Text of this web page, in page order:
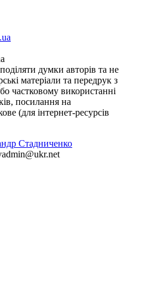
думки авторів та не
матеріали та передрук з
частковому використанні
посилання на
(для інтернет-ресурсів
Стадниченко